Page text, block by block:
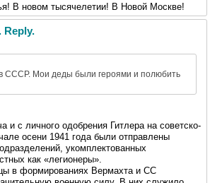
В новом тысячелетии! В Новой Москве!
Reply.
в СССР. Мои деды были героями и полюбить
и с личного одобрения Гитлера на советско-
осени 1941 года были отправлены
укомплектованных
как «легионеры».
в формированиях Вермахта и СС